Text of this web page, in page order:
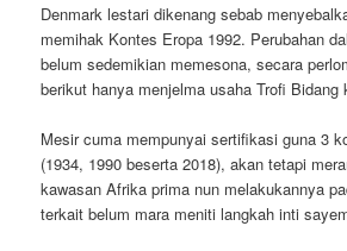
Denmark lestari dikenang sebab
memihak Kontes Eropa 1992. Perubahan
belum sedemikian memesona, secara
berikut hanya menjelma usaha Trofi Bidang
Mesir cuma mempunyai sertifikasi guna 3
(1934, 1990 beserta 2018), akan tetapi
kawasan Afrika prima nun melakukannya
terkait belum mara meniti langkah inti